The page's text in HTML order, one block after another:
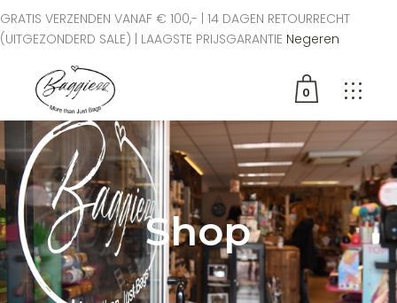
GRATIS VERZENDEN VANAF € 100,- | 14 DAGEN RETOURRECHT
(UITGEZONDERD SALE) | LAAGSTE PRIJSGARANTIE Negeren
0
Geen producten in de
winkelwagen.
Shop